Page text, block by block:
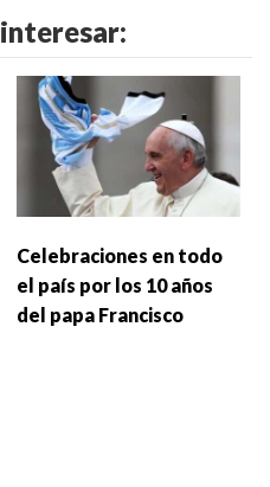
Celebraciones en todo
el país por los 10 años
del papa Francisco